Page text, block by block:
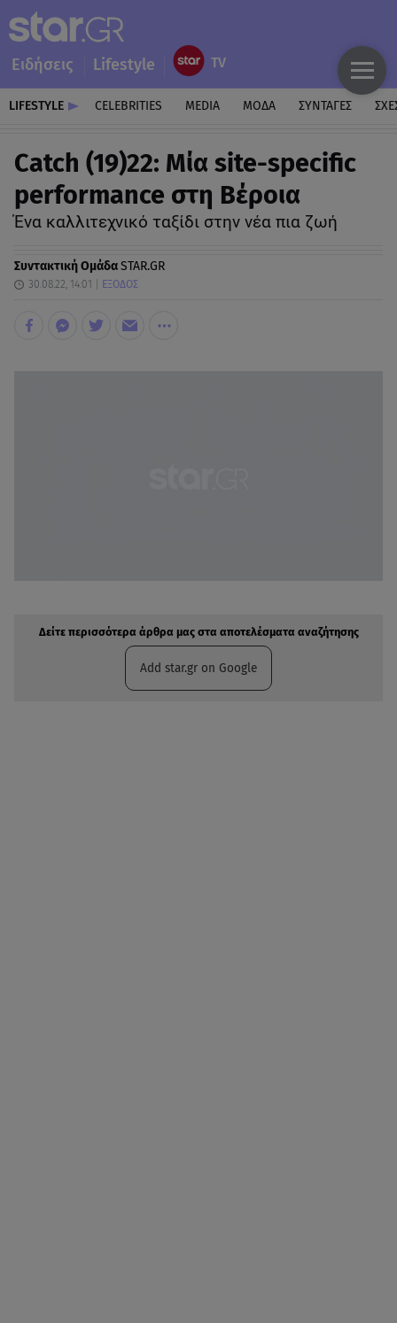
Ειδήσεις Lifestyle
LIFESTYLE CELEBRITIES MEDIA ΜΟΔΑ ΣΥΝΤΑΓΕΣ
Catch (19)22: Μία site-specific
performance στη Βέροια
Ένα καλλιτεχνικό ταξίδι στην νέα πια ζωή
Συντακτική ΟμάδαSTAR.GR
30.08.22, 14:01 ΕΞΟΔΟΣ
Δείτε περισσότερα άρθρα μας στα αποτελέσματα αναζήτησης
Add star.gr on Google